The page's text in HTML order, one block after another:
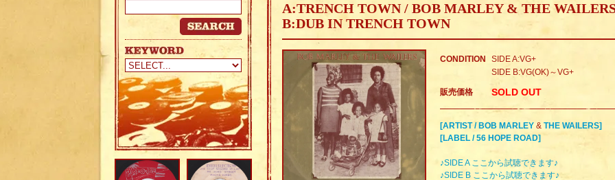
A:TRENCH TOWN / BOB MARLEY & THE
B:DUB IN TRENCH TOWN
CONDITION
SIDE A:VG+
SIDE B:VG(OK)～VG+
販売価格 SOLD OUT
[ARTIST / BOB MARLEY & THE WAILERS]
[LABEL / 56 HOPE ROAD]
♪SIDE A ここから試聴できます♪
♪SIDE B ここから試聴できます♪